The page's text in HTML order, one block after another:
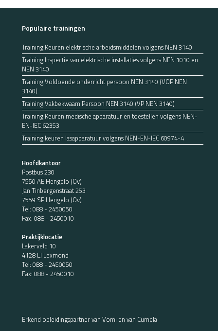
Populaire trainingen
Training Keuren elektrische arbeidsmiddelen volgens NEN 3140
Training Inspectie van elektrische installaties volgens NEN 1010 en
NEN 3140
Training Voldoende onderricht persoon NEN 3140 (VOP NEN
3140)
Training Vakbekwaam Persoon NEN 3140 (VP NEN 3140)
Training Keuren medische apparatuur en toestellen volgens NEN-
EN-IEC 62353
Training keuren lasapparatuur volgens NEN-EN-IEC 60974-4
Hoofdkantoor
Postbus 230
7550 AE Hengelo (Ov)
Jan Tinbergenstraat 253
7559 SP Hengelo (Ov)
Tel: 088 - 2450050
Fax: 088 - 2450010
Praktijklocatie
Lakerveld 10
4128 LJ Lexmond
Tel: 088 - 2450050
Fax: 088 - 2450010
Erkend opleidingspartner van Vomi en van Cumela